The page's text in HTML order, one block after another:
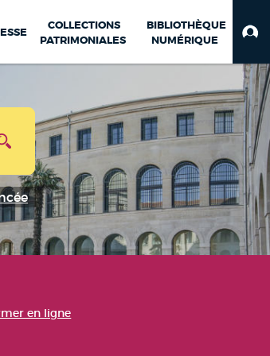
COLLECTIONS
PATRIMONIALES
BIBLIOTHÈQUE
NUMÉRIQUE
en ligne